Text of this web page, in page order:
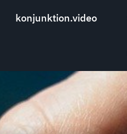
konjunktion.video